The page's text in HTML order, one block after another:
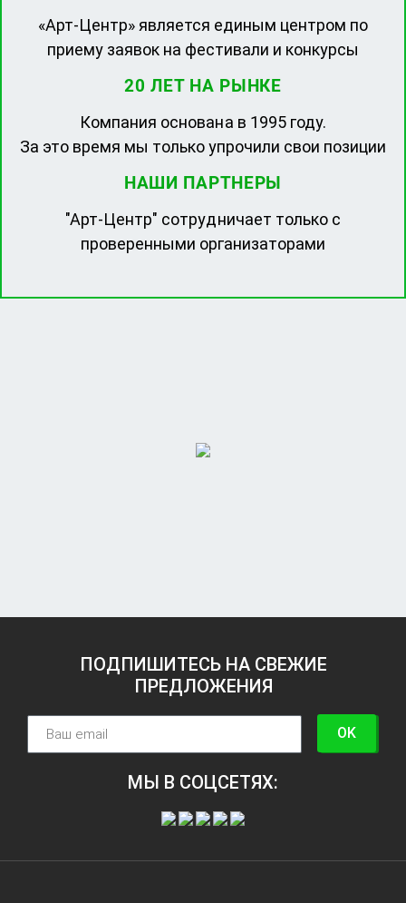
«Арт-Центр» является единым центром по
приему заявок на фестивали и конкурсы
20 ЛЕТ НА РЫНКЕ
Компания основана в 1995 году.
За это время мы только упрочили свои позиции
НАШИ ПАРТНЕРЫ
"Арт-Центр" сотрудничает только с
проверенными организаторами
ПОДПИШИТЕСЬ НА СВЕЖИЕ
ПРЕДЛОЖЕНИЯ
OK
МЫ В СОЦСЕТЯХ: